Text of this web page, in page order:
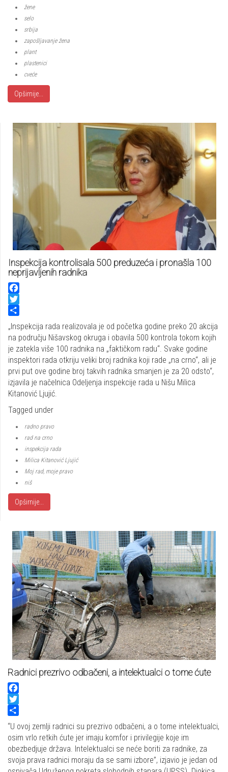
žene
selo
srbija
zapošljavanje žena
plant
plastenici
cveće
Opširnije...
Inspekcija kontrolisala 500 preduzeća i pronašla 100
neprijavljenih radnika
Facebook
Twitter
Share
„Inspekcija rada realizovala je od početka godine preko 20 akcija
na području Nišavskog okruga i obavila 500 kontrola tokom kojih
je zatekla više 100 radnika na „faktičkom radu“. Svake godine
inspektori rada otkriju veliki broj radnika koji rade „na crno“, ali je
prvi put ove godine broj takvih radnika smanjen je za 20 odsto“,
izjavila je načelnica Odeljenja inspekcije rada u Nišu Milica
Kitanović Ljujić.
Tagged under
radno pravo
rad na crno
inspekcija rada
Milica Kitanović Ljujić
Moj rad, moje pravo
niš
Opširnije...
Radnici prezrivo odbačeni, a intelektualci o tome ćute
Facebook
Twitter
Share
“U ovoj zemlji radnici su prezrivo odbačeni, a o tome intelektualci,
osim vrlo retkih ćute jer imaju komfor i privilegije koje im
obezbedjuje država. Intelektualci se neće boriti za radnike, za
svoja prava radnici moraju da se sami izbore”, izjavio je jedan od